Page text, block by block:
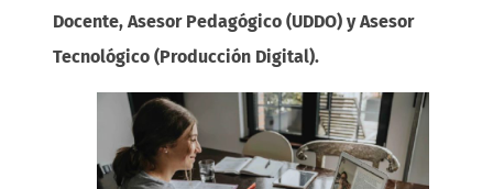
Docente, Asesor Pedagógico (UDDO) y Asesor
Tecnológico (Producción Digital).